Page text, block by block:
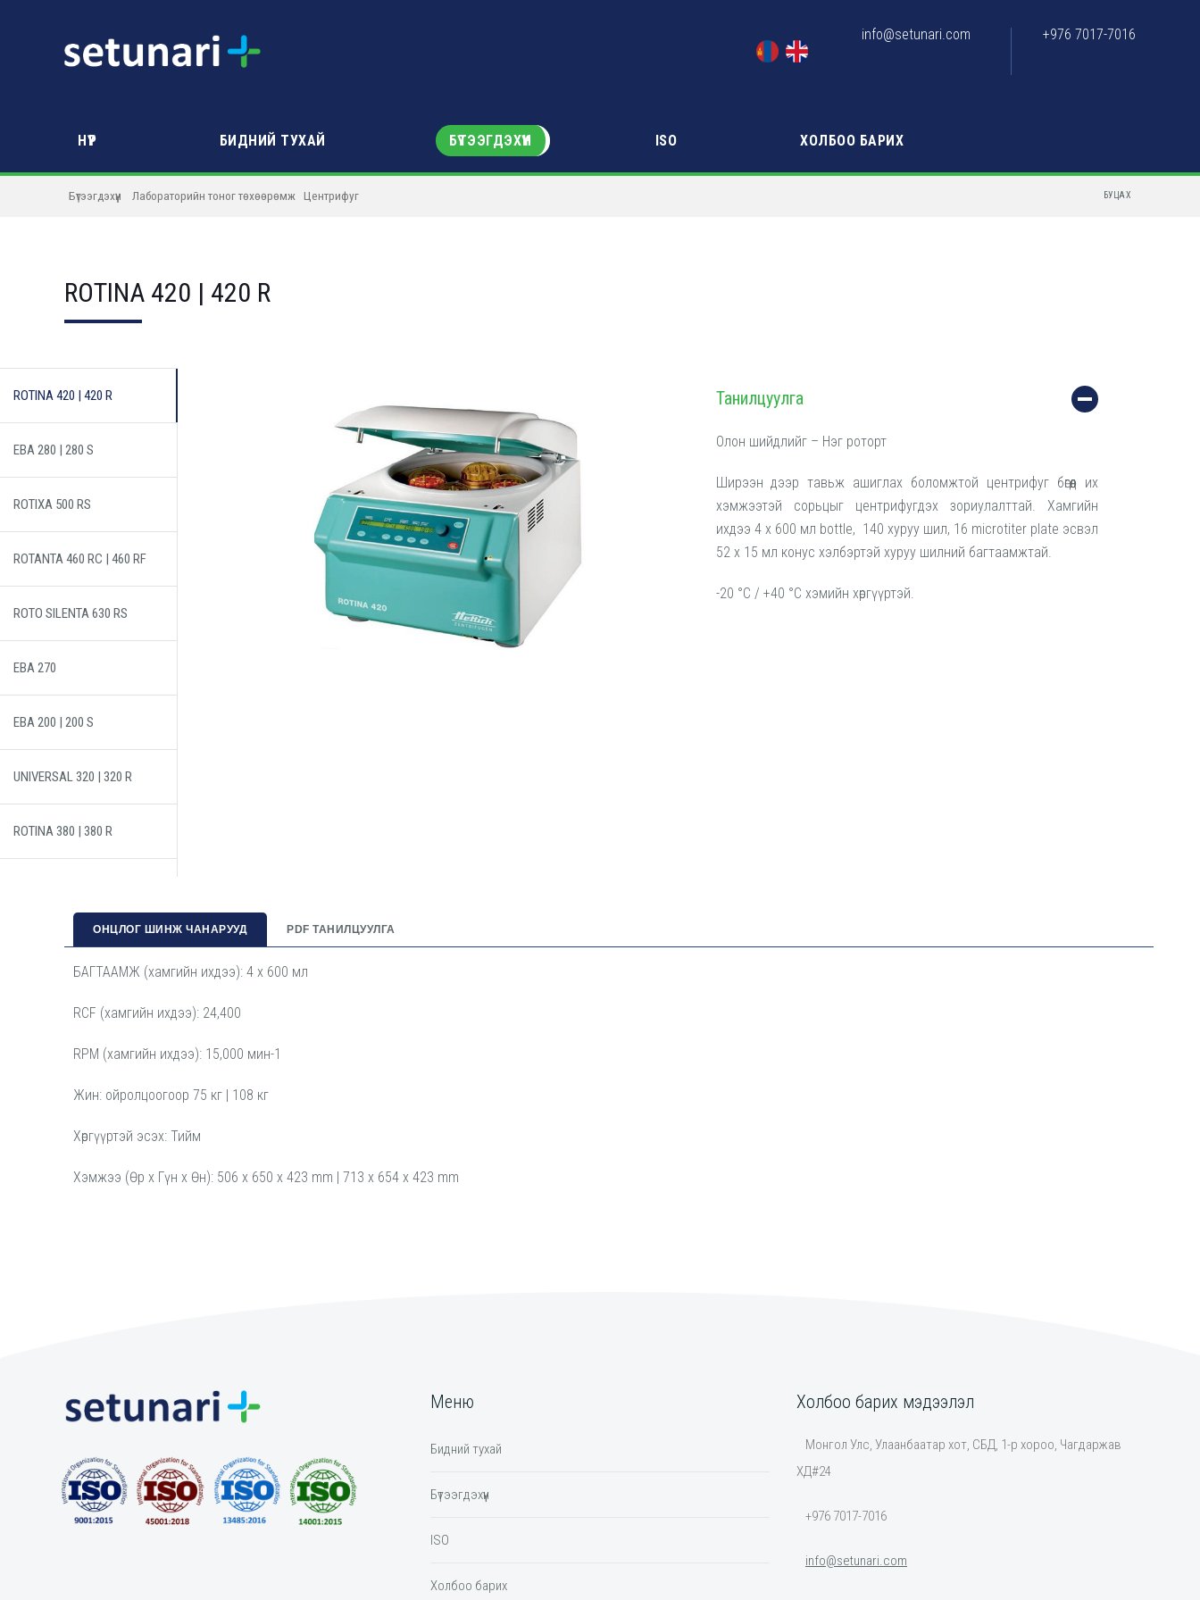
info@setunari.com +976 7017-7016
НҮҮР БИДНИЙ ТУХАЙ БҮТЭЭГДЭХҮҮН ISO ХОЛБОО БАРИХ
Бүтээгдэхүүн Лабораторийн тоног төхөөрөмж Центрифуг БУЦАХ
ROTINA 420 | 420 R
ROTINA 420 | 420 R
EBA 280 | 280 S
ROTIXA 500 RS
ROTANTA 460 RC | 460 RF
ROTO SILENTA 630 RS
EBA 270
EBA 200 | 200 S
UNIVERSAL 320 | 320 R
ROTINA 380 | 380 R
Танилцуулга
Олон шийдлийг – Нэг роторт
Ширээн дээр тавьж ашиглах боломжтой центрифуг бөгөөд их
хэмжээтэй сорьцыг центрифугдэх зориулалттай. Хамгийн
ихдээ 4 x 600 мл bottle, 140 хуруу шил, 16 microtiter plate эсвэл
52 x 15 мл конус хэлбэртэй хуруу шилний багтаамжтай.
-20 °C / +40 °C хэмийн хөргүүртэй.
ОНЦЛОГ ШИНЖ ЧАНАРУУД PDF ТАНИЛЦУУЛГА
БАГТААМЖ (хамгийн ихдээ): 4 x 600 мл
RCF (хамгийн ихдээ): 24,400
RPM (хамгийн ихдээ): 15,000 мин-1
Жин: ойролцоогоор 75 кг | 108 кг
Хөргүүртэй эсэх: Тийм
Хэмжээ (Өр x Гүн x Өн): 506 x 650 x 423 mm | 713 x 654 x 423 mm
Меню
Бидний тухай
Бүтээгдэхүүн
ISO
Холбоо барих
Холбоо барих мэдээлэл
Монгол Улс, Улаанбаатар хот, СБД, 1-р хороо, Чагдаржав
ХД#24
+976 7017-7016
info@setunari.com